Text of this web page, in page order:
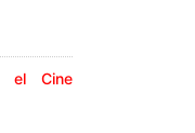
el Cine